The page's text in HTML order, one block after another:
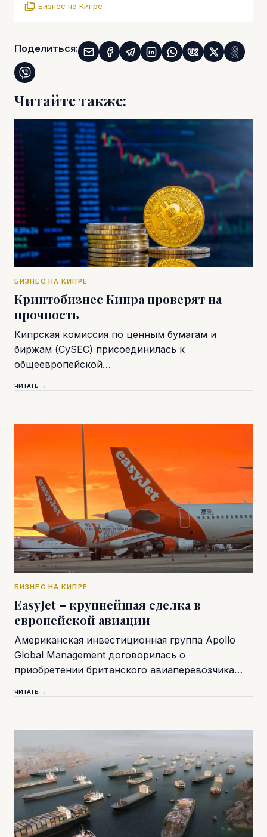
Бизнес на Кипре
Поделиться:
Читайте также:
БИЗНЕС НА КИПРЕ
Криптобизнес Кипра проверят на
прочность
Кипрская комиссия по ценным бумагам и
биржам (CySEC) присоединилась к
общеевропейской…
ЧИТАТЬ →
БИЗНЕС НА КИПРЕ
EasyJet – крупнейшая сделка в
европейской авиации
Американская инвестиционная группа Apollo
Global Management договорилась о
приобретении британского авиаперевозчика…
ЧИТАТЬ →